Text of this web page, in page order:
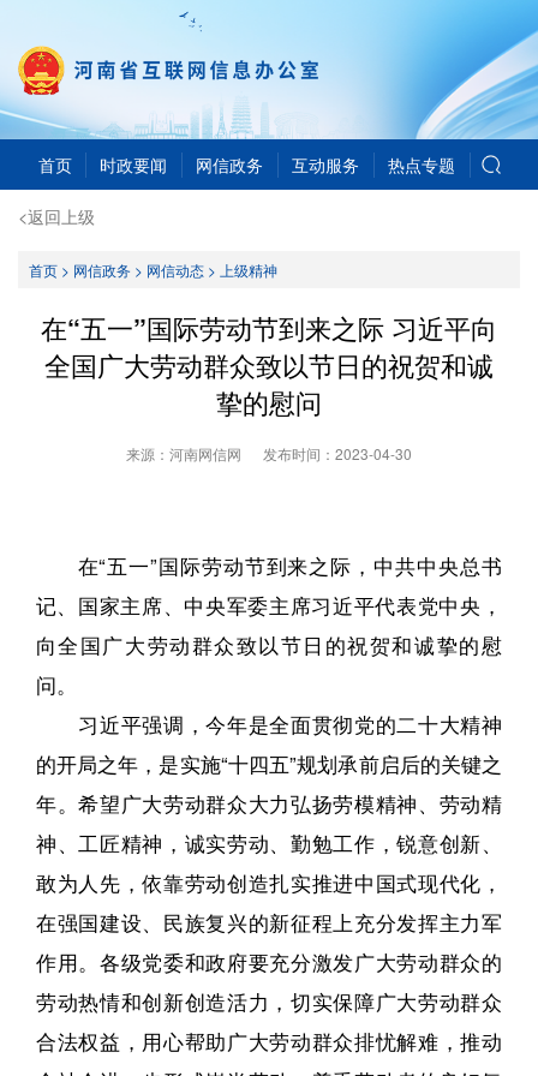
首页 时政要闻 网信政务 互动服务 热点专题
<返回上级
首页> 网信政务> 网信动态> 上级精神
在“五一”国际劳动节到来之际 习近平向
全国广大劳动群众致以节日的祝贺和诚
挚的慰问
来源：河南网信网 发布时间： 2023-04-30
在“五一”国际劳动节到来之际，中共中央总书
记、国家主席、中央军委主席习近平代表党中央，
向全国广大劳动群众致以节日的祝贺和诚挚的慰
问。
习近平强调，今年是全面贯彻党的二十大精神
的开局之年，是实施“十四五”规划承前启后的关键之
年。希望广大劳动群众大力弘扬劳模精神、劳动精
神、工匠精神，诚实劳动、勤勉工作，锐意创新、
敢为人先，依靠劳动创造扎实推进中国式现代化，
在强国建设、民族复兴的新征程上充分发挥主力军
作用。各级党委和政府要充分激发广大劳动群众的
劳动热情和创新创造活力，切实保障广大劳动群众
合法权益，用心帮助广大劳动群众排忧解难，推动